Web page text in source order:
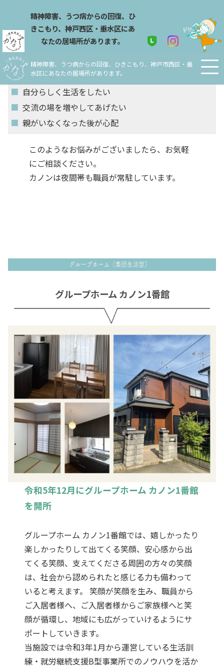
精神障害、うつ病からの回復、ひ
きこもり、神戸西区・垂水区にあ
なたの居場所があります。
精神障害、うつ病からの回復、ひきこもり、神戸市西区・垂
水区にあなたの居場所があります。
カノンの特徴
■ 自律生活をサポートしてほしい
■ 自分らしく生活をしたい
■ 交流の場を増やしてあげたい
■ 親がいなくなった後が心配
このようなお悩みがございましたら、お気軽
にご相談ください。
カノンは夜間帯も職員が常駐しています。
グループホーム カノン1番館
令和5年12月にグループホーム カノン1番館
を開所
グループホーム カノン1番館では、嬉しかったり
楽しかったりして出てくる笑顔、安心感から出
てくる笑顔、支えてくださる周囲の方々の笑顔
は、社会から認められたと感じる力も備わって
いると考えます。 笑顔が笑顔を生み、職員から
ご入居者様へ、ご入居者様からご家族様へと笑
顔が循環し、地域にも広がっていけるようにサ
ポートしていきます。
当施設では令和3年1月から運営している生活訓
練・就労継続支援B型事業所でのノウハウを活か